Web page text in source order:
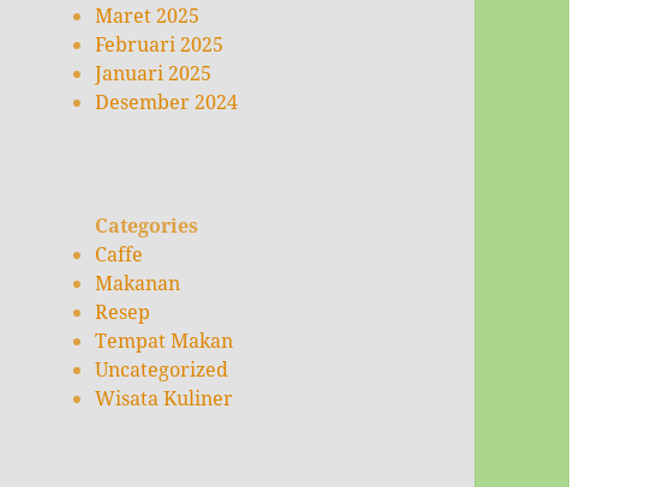
Maret 2025
Februari 2025
Januari 2025
Desember 2024
Categories
Caffe
Makanan
Resep
Tempat Makan
Uncategorized
Wisata Kuliner